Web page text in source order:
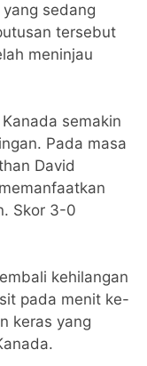
sedang
tersebut
meninjau
semakin
Pada masa
David
Skor 3-0
kehilangan
pada menit ke-
keras yang